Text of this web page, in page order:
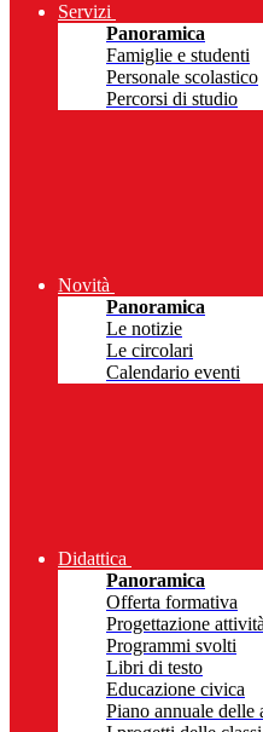
Servizi
Panoramica
Famiglie e studenti
Personale scolastico
Percorsi di studio
Novità
Panoramica
Le notizie
Le circolari
Calendario eventi
Didattica
Panoramica
Offerta formativa
Progettazione attività
Programmi svolti
Libri di testo
Educazione civica
Piano annuale delle